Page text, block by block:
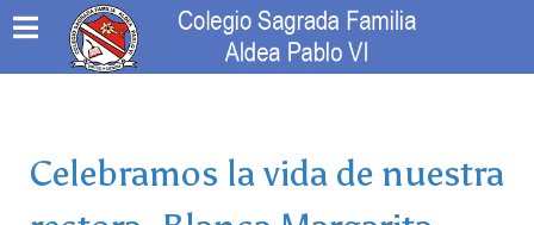
Celebramos la vida de nuestra